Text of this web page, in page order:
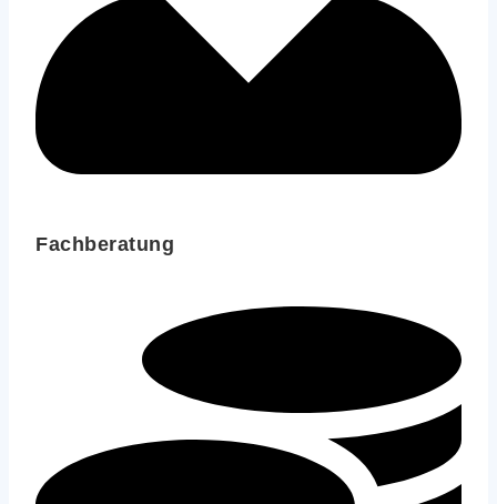
Fachberatung